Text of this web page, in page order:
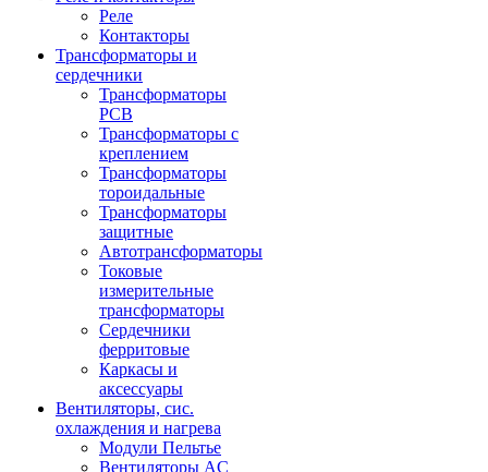
Реле
Контакторы
Трансформаторы и
сердечники
Трансформаторы
PCB
Трансформаторы с
креплением
Трансформаторы
тороидальные
Трансформаторы
защитные
Автотрансформаторы
Токовые
измерительные
трансформаторы
Сердечники
ферритовые
Каркасы и
аксессуары
Вентиляторы, сис.
охлаждения и нагрева
Модули Пельтье
Вентиляторы AC